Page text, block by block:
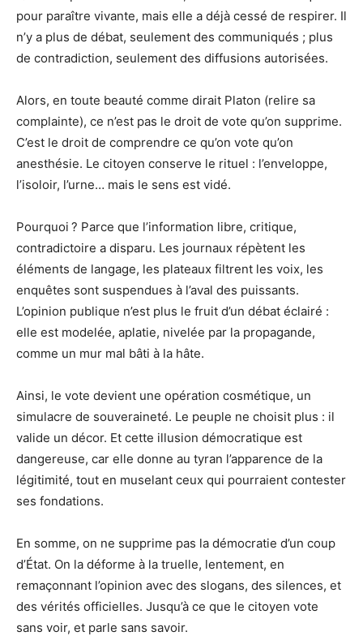
pour paraître vivante, mais elle a déjà cessé de respirer. Il
n’y a plus de débat, seulement des communiqués ; plus
de contradiction, seulement des diffusions autorisées.
Alors, en toute beauté comme dirait Platon (relire sa
complainte), ce n’est pas le droit de vote qu’on supprime.
C’est le droit de comprendre ce qu’on vote qu’on
anesthésie. Le citoyen conserve le rituel : l’enveloppe,
l’isoloir, l’urne… mais le sens est vidé.
Pourquoi ? Parce que l’information libre, critique,
contradictoire a disparu. Les journaux répètent les
éléments de langage, les plateaux filtrent les voix, les
enquêtes sont suspendues à l’aval des puissants.
L’opinion publique n’est plus le fruit d’un débat éclairé :
elle est modelée, aplatie, nivelée par la propagande,
comme un mur mal bâti à la hâte.
Ainsi, le vote devient une opération cosmétique, un
simulacre de souveraineté. Le peuple ne choisit plus : il
valide un décor. Et cette illusion démocratique est
dangereuse, car elle donne au tyran l’apparence de la
légitimité, tout en muselant ceux qui pourraient contester
ses fondations.
En somme, on ne supprime pas la démocratie d’un coup
d’État. On la déforme à la truelle, lentement, en
remaçonnant l’opinion avec des slogans, des silences, et
des vérités officielles. Jusqu’à ce que le citoyen vote
sans voir, et parle sans savoir.